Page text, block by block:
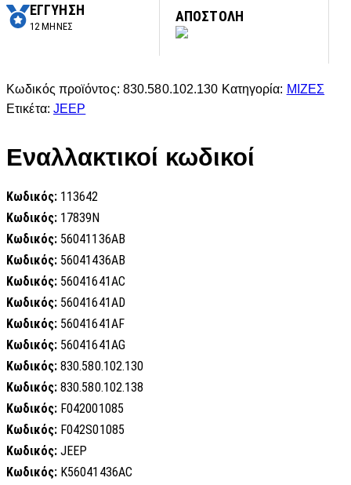
ΕΓΓΥΗΣΗ
12 ΜΗΝΕΣ
ΑΠΟΣΤΟΛΗ
Κωδικός προϊόντος: 830.580.102.130 Κατηγορία: ΜΙΖΕΣ
Ετικέτα: JEEP
Εναλλακτικοί κωδικοί
Κωδικός: 113642
Κωδικός: 17839N
Κωδικός: 56041136AB
Κωδικός: 56041436AB
Κωδικός: 56041641AC
Κωδικός: 56041641AD
Κωδικός: 56041641AF
Κωδικός: 56041641AG
Κωδικός: 830.580.102.130
Κωδικός: 830.580.102.138
Κωδικός: F042001085
Κωδικός: F042S01085
Κωδικός: JEEP
Κωδικός: K56041436AC